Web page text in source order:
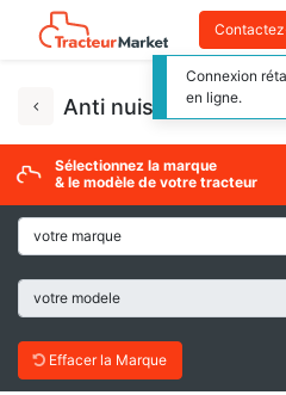
Anti nuisible
Sélectionnez la marque
& le modèle de votre tracteur
Effacer la Marque
Connexion
en ligne.